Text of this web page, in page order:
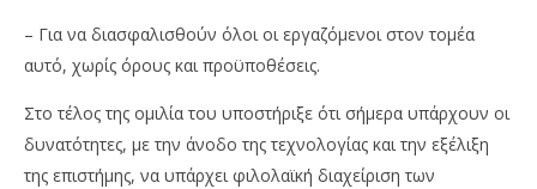
– Για να διασφαλισθούν όλοι οι εργαζόμενοι στον τομέα
αυτό, χωρίς όρους και προϋποθέσεις.
Στο τέλος της ομιλία του υποστήριξε ότι σήμερα υπάρχουν οι
δυνατότητες, με την άνοδο της τεχνολογίας και την εξέλιξη
της επιστήμης, να υπάρχει φιλολαϊκή διαχείριση των